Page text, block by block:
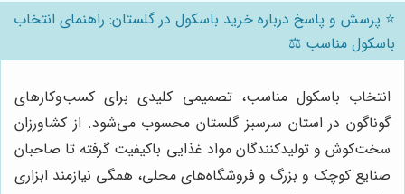
⭐️ پرسش و پاسخ درباره خرید باسکول در گلستان: راهنمای انتخاب
باسکول مناسب ⚖️
انتخاب باسکول مناسب، تصمیمی کلیدی برای کسب‌وکارهای
گوناگون در استان سرسبز گلستان محسوب می‌شود. از کشاورزان
سخت‌کوش و تولیدکنندگان مواد غذایی باکیفیت گرفته تا صاحبان
صنایع کوچک و بزرگ و فروشگاه‌های محلی، همگی نیازمند ابزاری